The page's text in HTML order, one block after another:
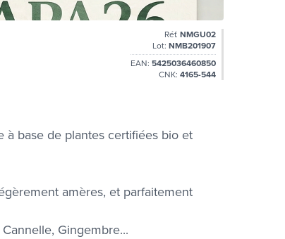
Réf. NMGU02
Lot: NMB201907
EAN: 5425036460850
CNK: 4165-544
base de plantes certifiées bio et
amères, et parfaitement
Gingembre...